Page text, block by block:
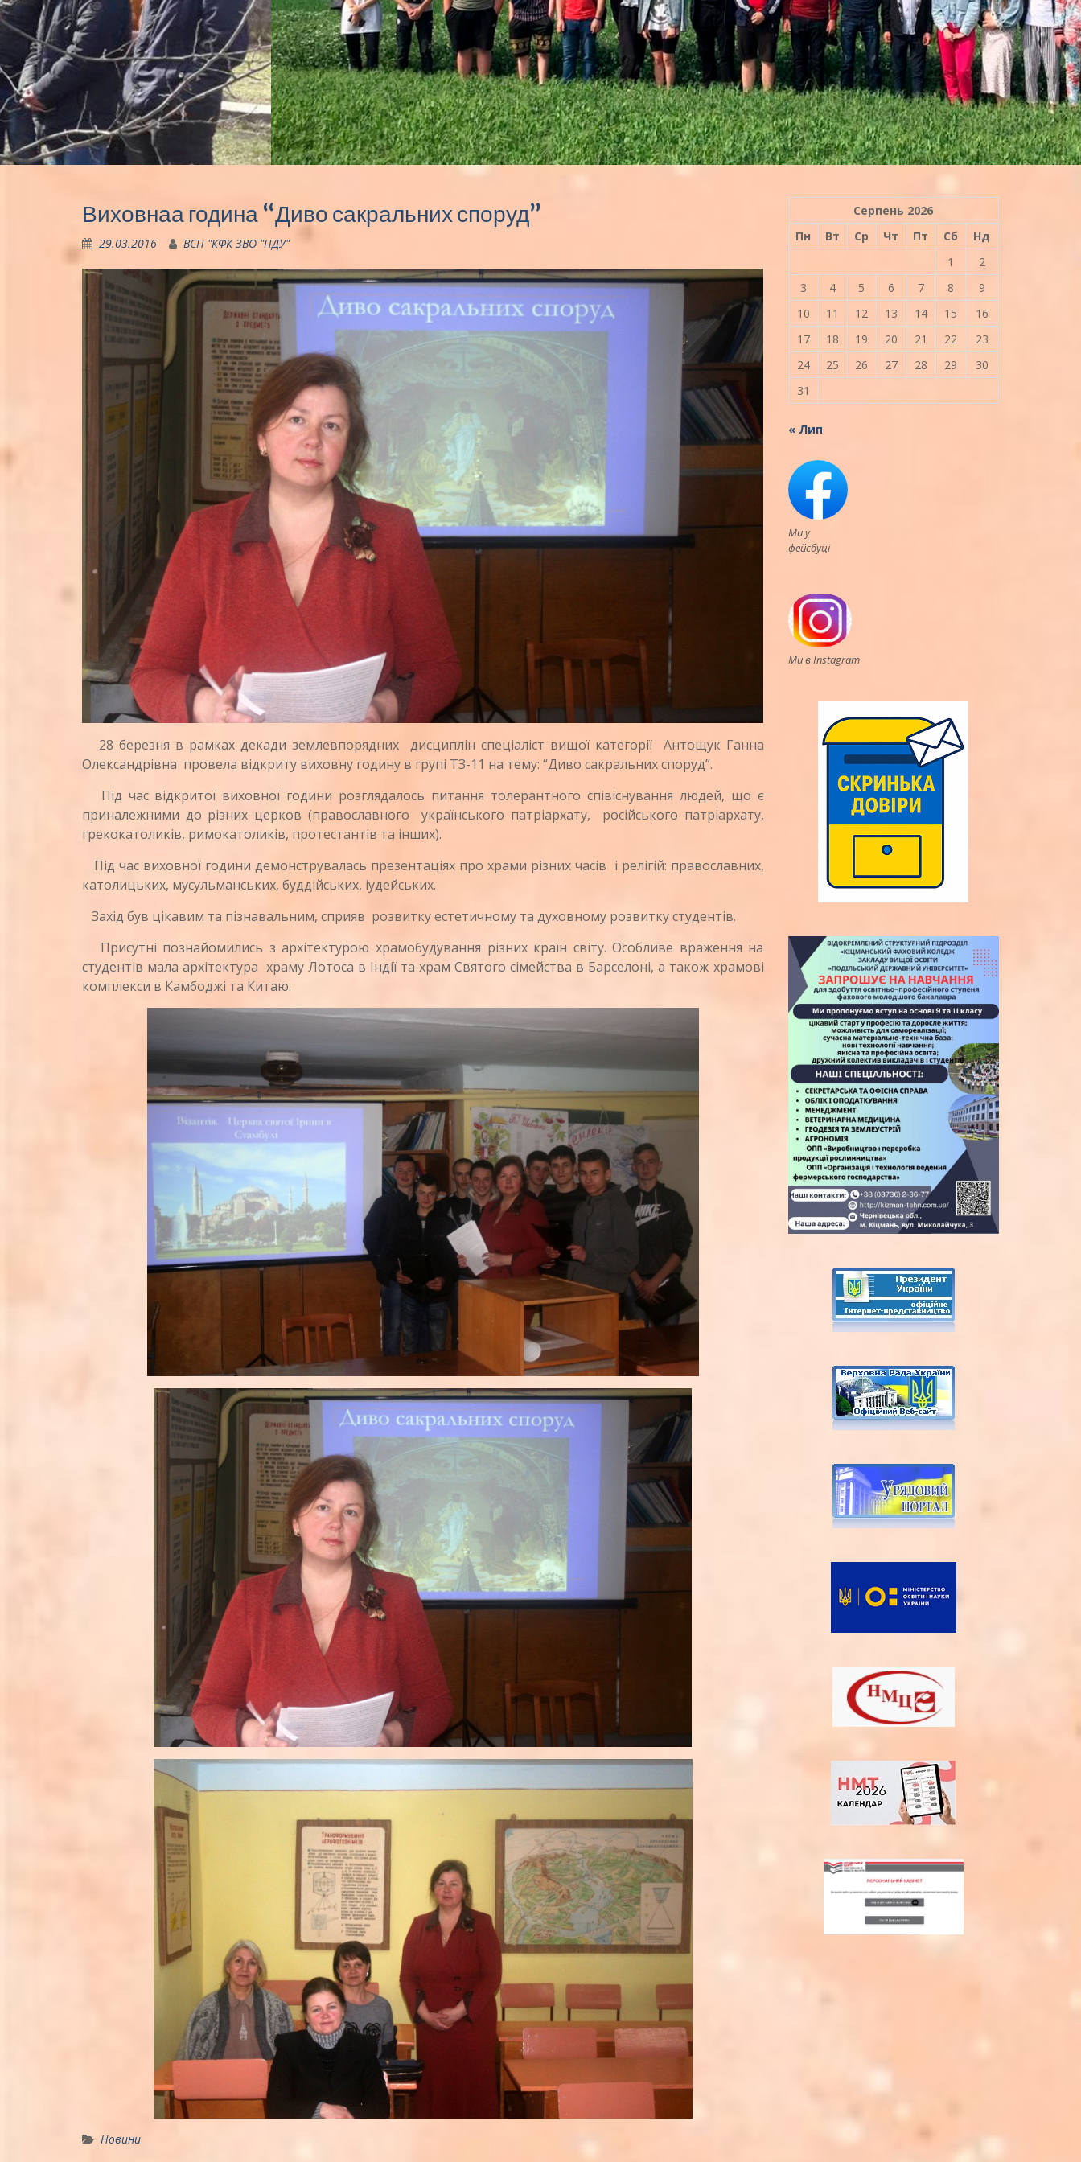
Виховнаа година “Диво сакральних споруд”
29.03.2016 ВСП "КФК ЗВО "ПДУ"
28 березня в рамках декади землевпорядних дисциплін спеціаліст вищої категорії Антощук Ганна
Олександрівна провела відкриту виховну годину в групі ТЗ-11 на тему: “Диво сакральних споруд”.
Під час відкритої виховної години розглядалось питання толерантного співіснування людей, що є
приналежними до різних церков (православного українського патріархату, російського патріархату,
грекокатоликів, римокатоликів, протестантів та інших).
Під час виховної години демонструвалась презентаціях про храми різних часів і релігій: православних,
католицьких, мусульманських, буддійських, іудейських.
Захід був цікавим та пізнавальним, сприяв розвитку естетичному та духовному розвитку студентів.
Присутні познайомились з архітектурою храмобудування різних країн світу. Особливе враження на
студентів мала архітектура храму Лотоса в Індії та храм Святого сімейства в Барселоні, а також храмові
комплекси в Камбоджі та Китаю.
Новини
Серпень 2026
Пн
Вт Ср Чт Пт Сб
Нд
1
2
3
4 5 6 7 8
9
10
11 12 13 14 15
16
17
18 19 20 21 22
23
24
25 26 27 28 29
30
31
« Лип
Ми у
фейсбуці
Ми в Instagram